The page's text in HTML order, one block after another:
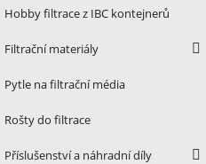
Hobby filtrace z IBC kontejnerů
Filtrační materiály
Pytle na filtrační média
Rošty do filtrace
Příslušenství a náhradní díly